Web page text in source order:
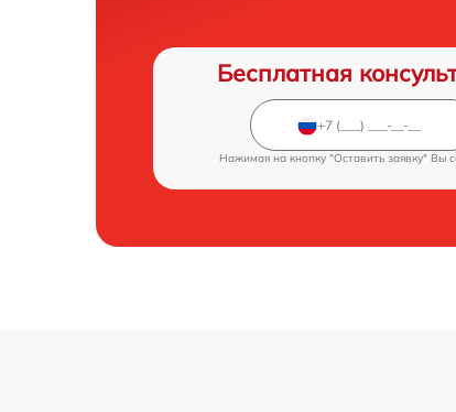
Бесплатная
Нажимая на кнопку "Оставить заявку" Вы